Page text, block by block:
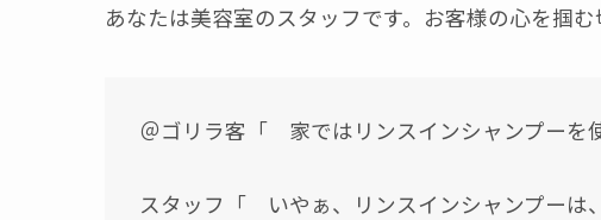
あなたは美容室のスタッフです。お客様の心を掴む
＠ゴリラ客「 家ではリンスインシャンプーを
スタッフ「 いやぁ、リンスインシャンプー